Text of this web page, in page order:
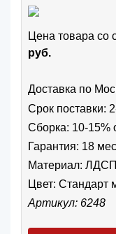
Цена товара cо
руб.
Доставка по
Срок поставки:
Сборка: 10-15%
Гарантия: 18
Материал:
Цвет: Стандарт
Артикул: 6248